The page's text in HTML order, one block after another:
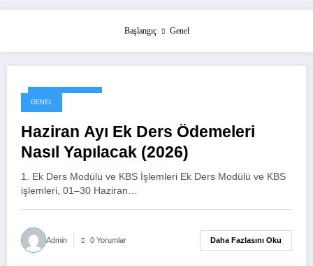
Başlangıç Genel
30 Haziran 2026
GENEL
Haziran Ayı Ek Ders Ödemeleri
Nasıl Yapılacak (2026)
1. Ek Ders Modülü ve KBS İşlemleri Ek Ders Modülü ve KBS
işlemleri, 01–30 Haziran…
Admin 0 Yorumlar Daha Fazlasını Oku